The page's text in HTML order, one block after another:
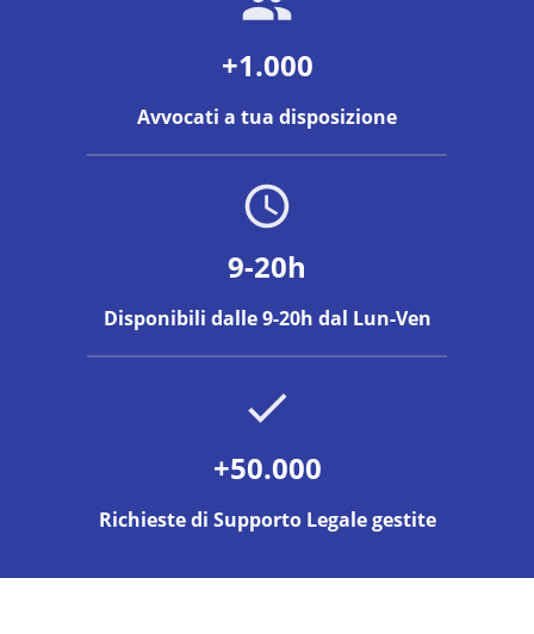
+1.000
Avvocati a tua disposizione
9-20h
Disponibili dalle 9-20h dal Lun-Ven
+50.000
Richieste di Supporto Legale gestite